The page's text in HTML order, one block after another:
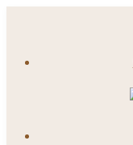
indhold